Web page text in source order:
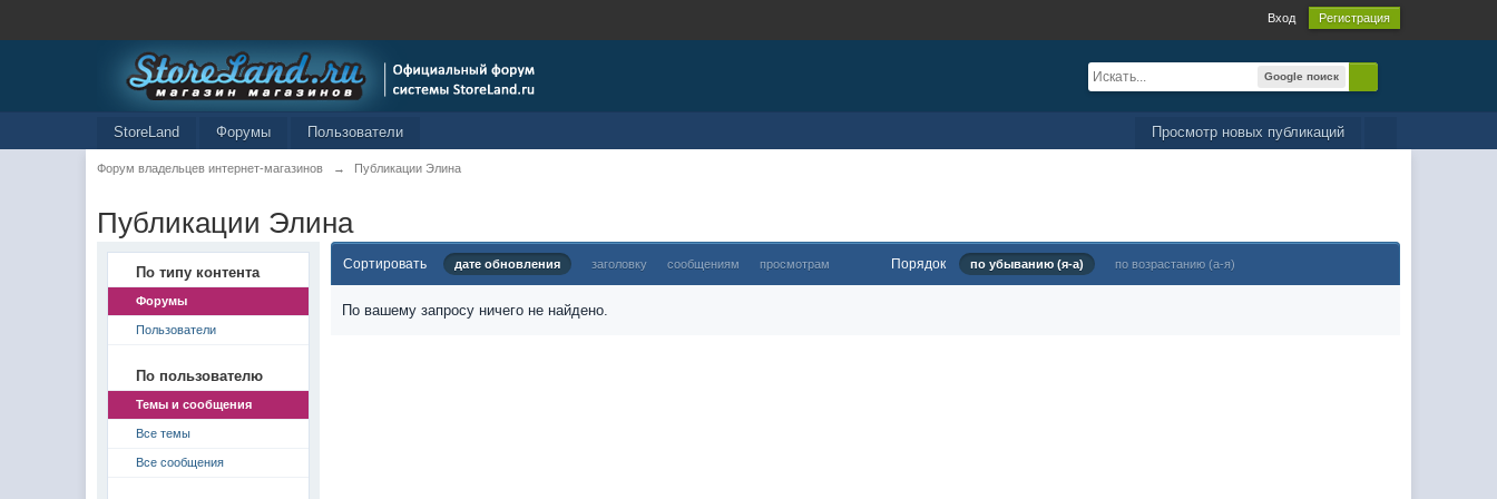
Вход Регистрация
Google поиск
Просмотр новых публикаций
StoreLand Форумы Пользователи
Форум владельцев интернет-магазинов → Публикации Элина
Публикации Элина
По типу контента
Форумы
Пользователи
По пользователю
Темы и сообщения
Все темы
Все сообщения
Сортировать дате обновления заголовку сообщениям просмотрам Порядок по убыванию (я-а) по возрастанию (а-я)
По вашему запросу ничего не найдено.